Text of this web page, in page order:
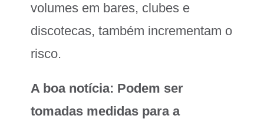
volumes em bares, clubes e
discotecas, também incrementam o
risco.
A boa notícia: Podem ser
tomadas medidas para a